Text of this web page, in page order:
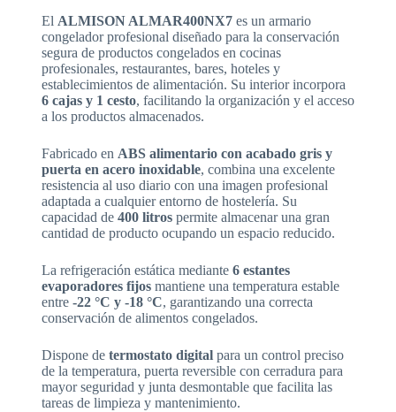
El ALMISON ALMAR400NX7es un armario
congelador profesional diseñado para la conservación
segura de productos congelados en cocinas
profesionales, restaurantes, bares, hoteles y
establecimientos de alimentación. Su interior incorpora
6 cajas y 1 cesto, facilitando la organización y el acceso
a los productos almacenados.
Fabricado en ABS alimentario con acabado gris y
puerta en acero inoxidable, combina una excelente
resistencia al uso diario con una imagen profesional
adaptada a cualquier entorno de hostelería. Su
capacidad de 400 litrospermite almacenar una gran
cantidad de producto ocupando un espacio reducido.
La refrigeración estática mediante 6 estantes
evaporadores fijosmantiene una temperatura estable
entre -22 °C y -18 °C, garantizando una correcta
conservación de alimentos congelados.
Dispone de termostato digitalpara un control preciso
de la temperatura, puerta reversible con cerradura para
mayor seguridad y junta desmontable que facilita las
tareas de limpieza y mantenimiento.